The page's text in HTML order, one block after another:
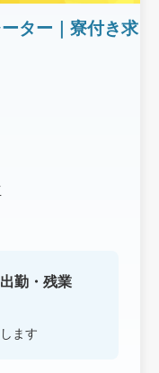
ター｜寮付き求
出勤・残業
ます